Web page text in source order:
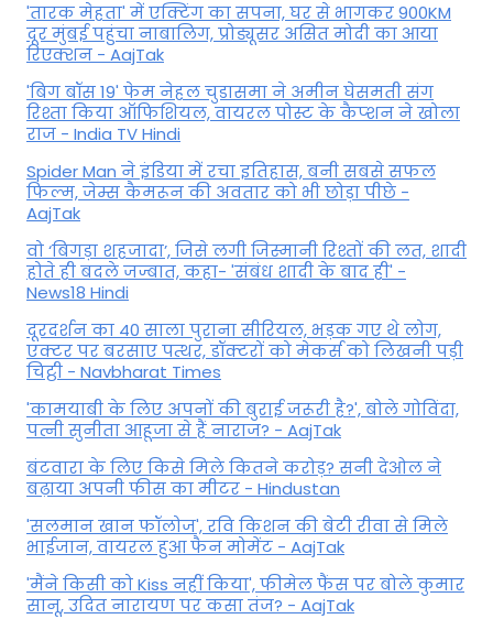
'तारक मेहता' में एक्टिंग का सपना, घर से भागकर 900KM
दूर मुंबई पहुंचा नाबालिग, प्रोड्यूसर असित मोदी का आया
रिएक्शन - AajTak
'बिग बॉस 19' फेम नेहल चुडासमा ने अमीन घेसमती संग
रिश्ता किया ऑफिशियल, वायरल पोस्ट के कैप्शन ने खोला
राज - India TV Hindi
Spider Man ने इंडिया में रचा इतिहास, बनी सबसे सफल
फिल्म, जेम्स कैमरून की अवतार को भी छोड़ा पीछे -
AajTak
वो ‘बिगड़ा शहजादा’, जिसे लगी जिस्मानी रिश्तों की लत, शादी
होते ही बदले जज्बात, कहा- 'संबंध शादी के बाद ही' -
News18 Hindi
दूरदर्शन का 40 साला पुराना सीरियल, भड़क गए थे लोग,
एक्टर पर बरसाए पत्थर, डॉक्टरों को मेकर्स को लिखनी पड़ी
चिट्ठी - Navbharat Times
'कामयाबी के लिए अपनों की बुराई जरूरी है?', बोले गोविंदा,
पत्नी सुनीता आहूजा से हैं नाराज? - AajTak
बंटवारा के लिए किसे मिले कितने करोड़? सनी देओल ने
बढ़ाया अपनी फीस का मीटर - Hindustan
'सलमान खान फॉलोज', रवि किशन की बेटी रीवा से मिले
भाईजान, वायरल हुआ फैन मोमेंट - AajTak
'मैंने किसी को Kiss नहीं किया', फीमेल फैंस पर बोले कुमार
सानू, उदित नारायण पर कसा तंज? - AajTak